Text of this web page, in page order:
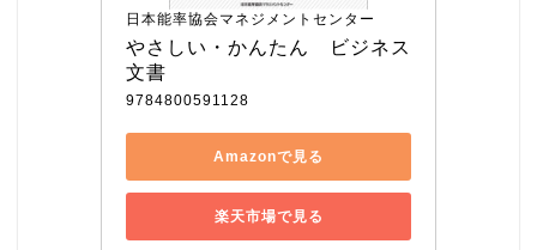
日本能率協会マネジメントセンター
やさしい・かんたん　ビジネス
文書
9784800591128
Amazonで見る
楽天市場で見る